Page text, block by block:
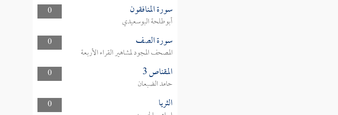
0
سورة المنافقون
أبوطلحة البوسعيدي
0
سورة الصف
المصحف المجود لمشاهير القراء الأربعة
0
المقناص 3
حامد الضبعان
0
الثريا